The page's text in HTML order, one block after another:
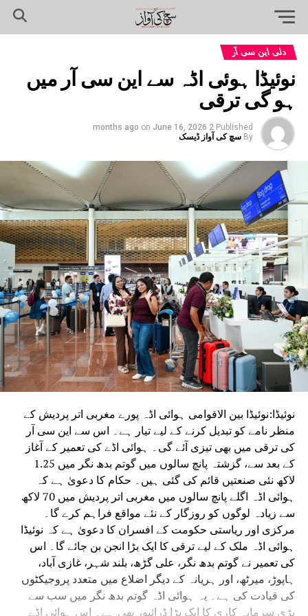
دلی این سی آر
نوئیڈا ہوئی اڈہ سے این سی آر میں
ہو گی ترقی
Published
2 months ago
on June 16, 2026
By سچ کی آواز ڈیسک
نوئیڈا:نوئیڈا بین الاقوامی ہوائی اڈہ پورے مغربی اتر پردیش کے
منظر نامے کو تبدیل کرنے کے لیے تیار ہے۔ اس سے این سی آر
کی ترقی میں بھی تیزی آئے گی۔ ہوائی اڈے کی تعمیر کے آغاز
کے بعد سے، گزشتہ پانچ سالوں میں گوتم بدھ نگر میں 1.25
لاکھ نئی صنعتیں قائم کی گئی ہیں۔ حکام کا دعویٰ ہے کہ
ہوائی اڈہ اگلے پانچ سالوں میں مغربی اتر پردیش میں 70 لاکھ
سے زیادہ لوگوں کو روزگار کے نئے مواقع فراہم کرے گا۔
مرکزی اور ریاستی حکومت کے افسران کا دعویٰ ہے کہ نوئیڈا
ہوائی اڈہ ملک کے لیے ترقی کا ایک بڑا انجن بن جائے گا۔ اس
کی تعمیر نے گوتم بدھ نگر، علی گڑھ، بلند شہر، غازی آباد،
ہاپوڑ، میرٹھ، اور ہریانہ کے دیگر اضلاع میں متعدد پروجیکٹوں
کی قیادت کی ہے۔ یہ ہوائی اڈہ گوتم بدھ نگر میں سب سے
بڑی سرمایہ کاری کا ایک بڑا ڈرائیور بھی ہے۔ اس ہوائی اڈے